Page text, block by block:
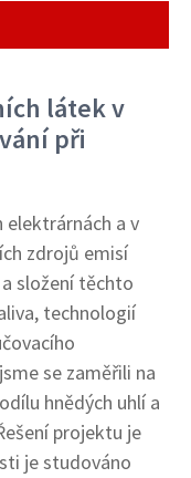
látek v
při
elektrárnách a v
zdrojů emisí
složení těchto
technologií
se zaměřili na
hnědých uhlí a
projektu je
je studováno